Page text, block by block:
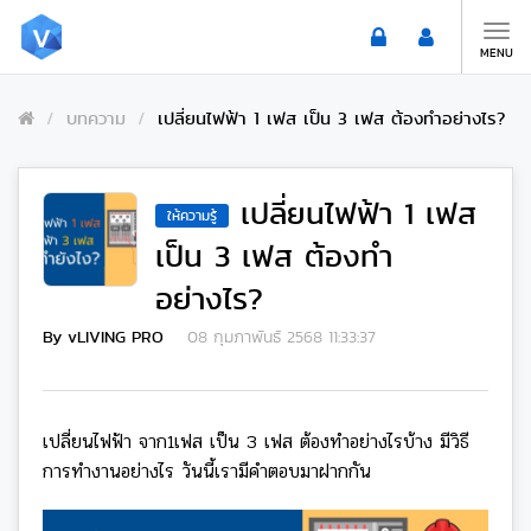
Toggle
MENU
บทความ เปลี่ยนไฟฟ้า 1 เฟส เป็น 3 เฟส ต้องทำอย่างไร?
ให้ความรู้
เปลี่ยนไฟฟ้า 1 เฟส
เป็น 3 เฟส ต้องทำ
อย่างไร?
By vLIVING PRO 08 กุมภาพันธ์ 2568 11:33:37
เปลี่ยนไฟฟ้า จาก1เฟส เป็น 3 เฟส ต้องทำอย่างไรบ้าง มีวิธี
การทำงานอย่างไร วันนี้เรามีคำตอบมาฝากกัน